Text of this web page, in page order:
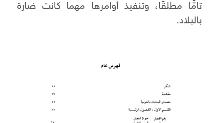
تامًّا مطلقًا، وتنفيذ أوامرها مهما كانت ضارة
بالبلاد.